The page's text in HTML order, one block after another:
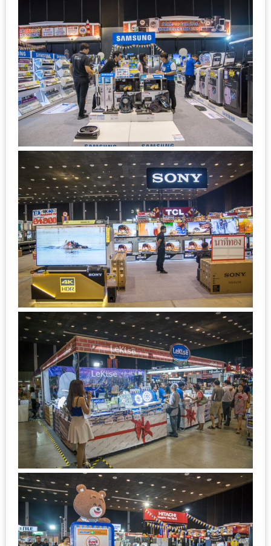
ความ
เป็น
ส่วน
ตัว
ประกาศ
ผล
โชค
ดี
กับ
อ้วน
ครั้ง
1
พา
เพื่อน
มา
ม่วน
กั๋น
บน
INSTAGRAM
รวม
โปร
โม
นวัน
แม่
แห่ง